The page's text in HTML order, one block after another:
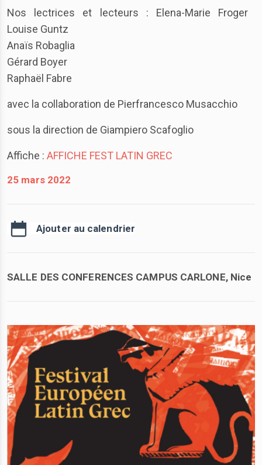
Nos lectrices et lecteurs : Elena-Marie Froger
Louise Guntz
Anaïs Robaglia
Gérard Boyer
Raphaël Fabre
avec la collaboration de Pierfrancesco Musacchio
sous la direction de Giampiero Scafoglio
Affiche : AFFICHE FEST LATIN GREC
25 mars 2022
Ajouter au calendrier
SALLE DES CONFERENCES CAMPUS CARLONE, Nice